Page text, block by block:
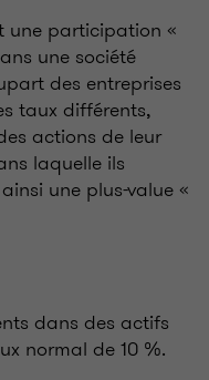
une participation «
une société
des entreprises
taux différents,
actions de leur
laquelle ils
une plus-value «
dans des actifs
normal de 10 %.